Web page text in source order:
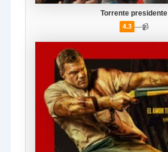
Torrente presidente
4.3 —📹